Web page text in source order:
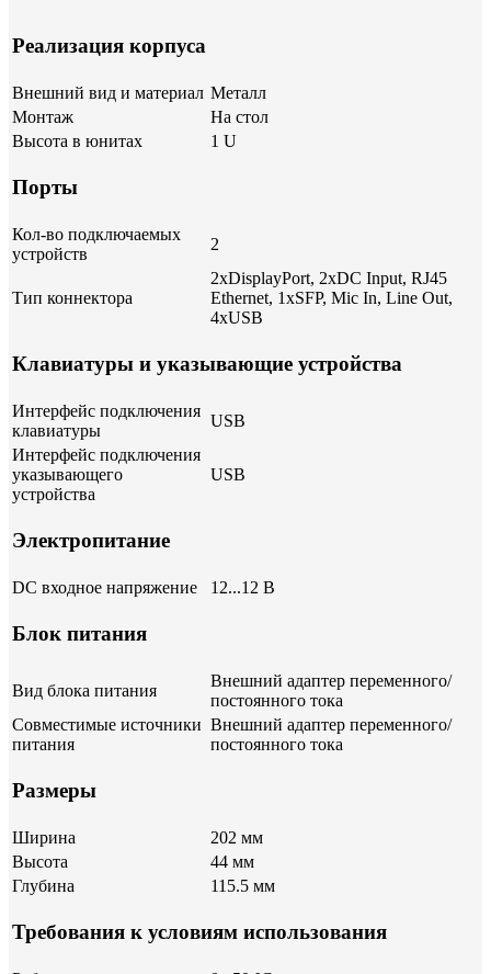
Реализация корпуса
Внешний вид и материал Металл
Монтаж
На стол
Высота в юнитах
1 U
Порты
Кол-во подключаемых
устройств
2
Тип коннектора
2xDisplayPort, 2xDC Input, RJ45
Ethernet, 1xSFP, Mic In, Line Out,
4xUSB
Клавиатуры и указывающие устройства
Интерфейс подключения
клавиатуры
USB
Интерфейс подключения
указывающего
устройства
USB
Электропитание
DC входное напряжение 12...12 В
Блок питания
Вид блока питания
Внешний адаптер переменного/
постоянного тока
Совместимые источники
питания
Внешний адаптер переменного/
постоянного тока
Размеры
Ширина
202 мм
Высота
44 мм
Глубина
115.5 мм
Требования к условиям использования